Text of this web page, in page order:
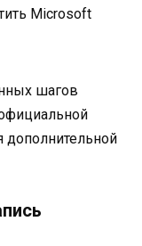
Microsoft
шагов